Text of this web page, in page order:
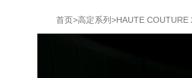
首页>高定系列>HAUTE COUTURE